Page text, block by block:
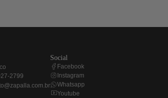
2799
social
Facebook
Instagram
Whatsapp
Youtube